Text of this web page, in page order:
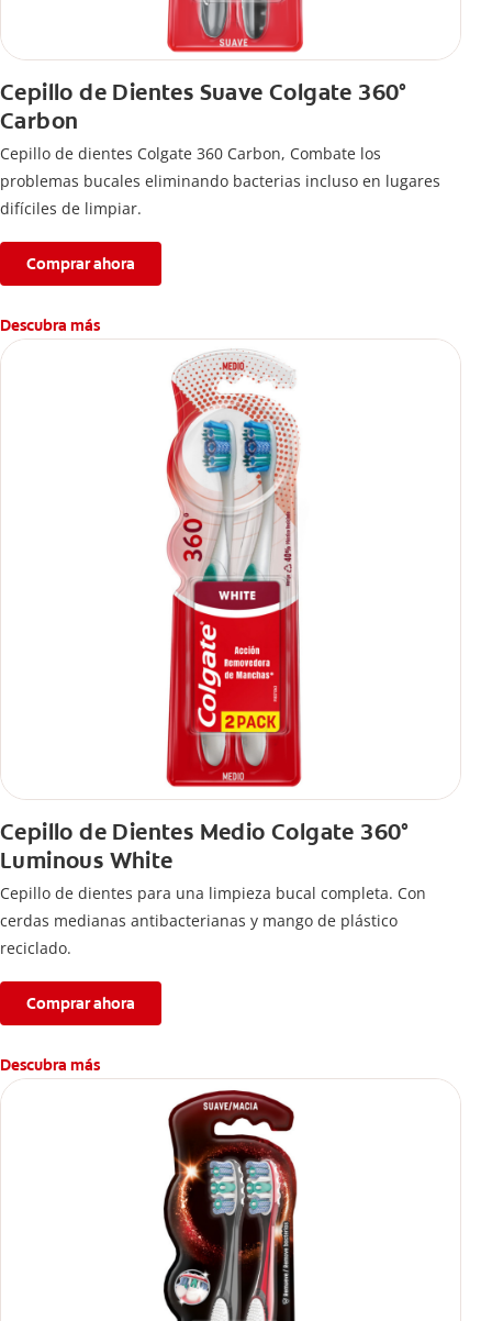
Cepillo de Dientes Suave Colgate 360°
Carbon
Cepillo de dientes Colgate 360 ​​Carbon, Combate los
problemas bucales eliminando bacterias incluso en lugares
difíciles de limpiar.
Comprar ahora
Descubra más
Cepillo de Dientes Medio Colgate 360°
Luminous White
Cepillo de dientes para una limpieza bucal completa. Con
cerdas medianas antibacterianas y mango de plástico
reciclado.
Comprar ahora
Descubra más